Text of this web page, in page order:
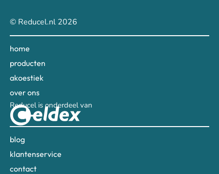
© Reducel.nl 2026
home
producten
akoestiek
over ons
Reducel is onderdeel van
blog
klantenservice
contact